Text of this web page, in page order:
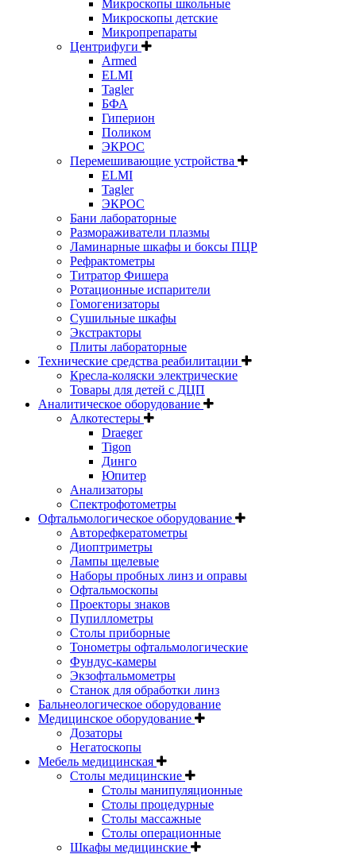
Микроскопы школьные
Микроскопы детские
Микропрепараты
Центрифуги
Armed
ELMI
Tagler
БФА
Гиперион
Поликом
ЭКРОС
Перемешивающие устройства
ELMI
Tagler
ЭКРОС
Бани лабораторные
Размораживатели плазмы
Ламинарные шкафы и боксы ПЦР
Рефрактометры
Титратор Фишера
Ротационные испарители
Гомогенизаторы
Сушильные шкафы
Экстракторы
Плиты лабораторные
Технические средства реабилитации
Кресла-коляски электрические
Товары для детей с ДЦП
Аналитическое оборудование
Алкотестеры
Draeger
Tigon
Динго
Юпитер
Анализаторы
Спектрофотометры
Офтальмологическое оборудование
Авторефкератометры
Диоптриметры
Лампы щелевые
Наборы пробных линз и оправы
Офтальмоскопы
Проекторы знаков
Пупиллометры
Столы приборные
Тонометры офтальмологические
Фундус-камеры
Экзофтальмометры
Станок для обработки линз
Бальнеологическое оборудование
Медицинское оборудование
Дозаторы
Негатоскопы
Мебель медицинская
Столы медицинские
Столы манипуляционные
Столы процедурные
Столы массажные
Столы операционные
Шкафы медицинские